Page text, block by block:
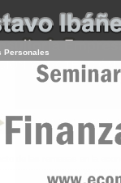
de las remesas en la
Personales